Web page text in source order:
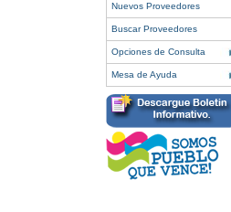
Nuevos Proveedores
Buscar Proveedores
Opciones de Consulta
Mesa de Ayuda